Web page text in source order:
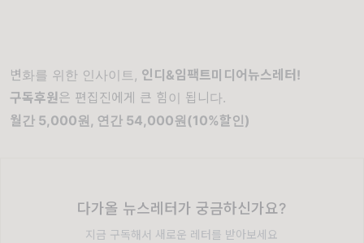
변화를 위한 인사이트, 인디&임팩트미디어뉴스레터!
구독후원은 편집진에게 큰 힘이 됩니다.
월간 5,000원, 연간 54,000원(10%할인)
다가올 뉴스레터가 궁금하신가요?
지금 구독해서 새로운 레터를 받아보세요